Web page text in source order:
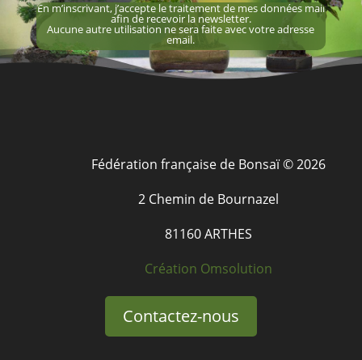
En m’inscrivant, j’accepte le traitement de mes données mail
afin de recevoir la newsletter.
Aucune autre utilisation ne sera faite avec votre adresse
email.
Fédération française de Bonsaï © 2026
2 Chemin de Bournazel
81160 ARTHES
Création Omsolution
Contactez-nous